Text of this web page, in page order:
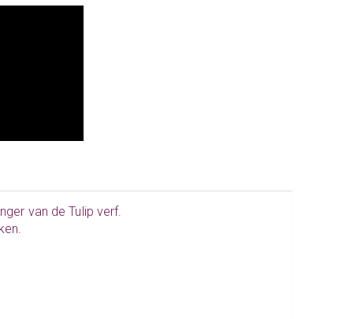
van de Tulip verf.